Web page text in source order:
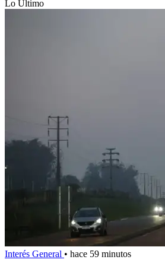
Lo Último
Interés General • hace 59 minutos